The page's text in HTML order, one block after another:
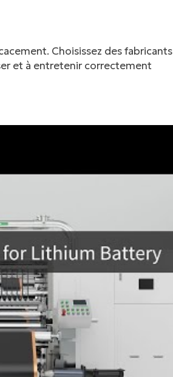
Choisissez des fabricants
et à entretenir correctement